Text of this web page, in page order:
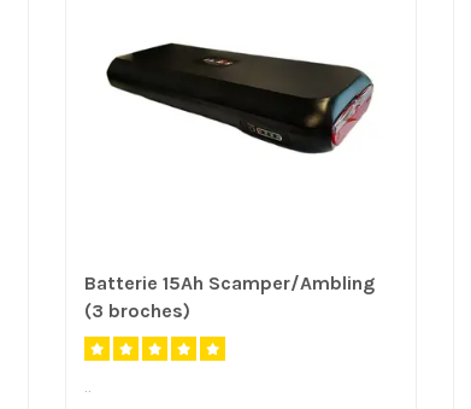
Batterie 15Ah Scamper/Ambling
(3 broches)
..